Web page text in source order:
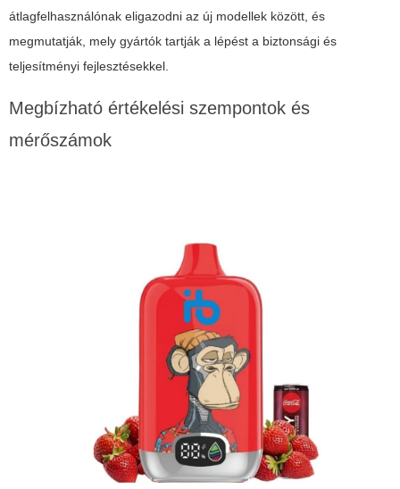
átlagfelhasználónak eligazodni az új modellek között, és
megmutatják, mely gyártók tartják a lépést a biztonsági és
teljesítményi fejlesztésekkel.
Megbízható értékelési szempontok és
mérőszámok